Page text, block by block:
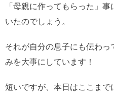
「母親に作ってもらった」
いたのでしょう。
それが自分の息子にも伝わ
みを大事にしています！
短いですが、本日はここまで